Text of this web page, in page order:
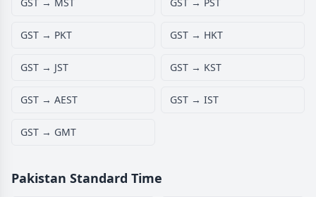
GST → PKT GST → HKT
GST → JST GST → KST
GST → AEST GST → IST
GST → GMT
Pakistan Standard Time